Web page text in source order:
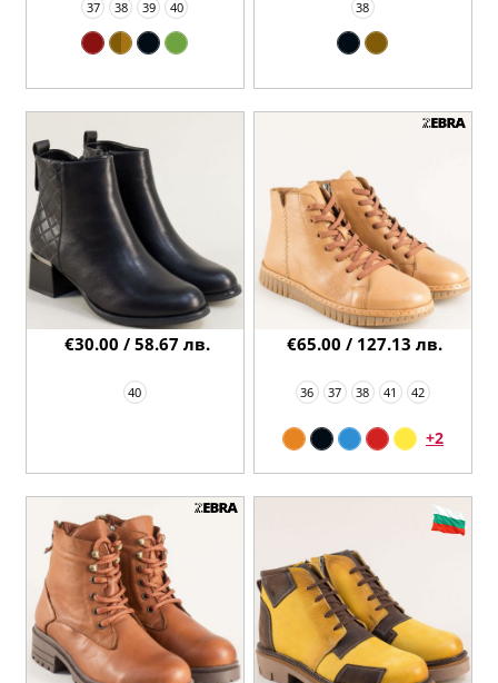
37 38 39 40 38
40
€30.00 / 58.67 лв.
36 37 38 41 42
+2
€65.00 / 127.13 лв.